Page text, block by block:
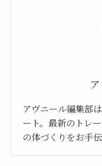
アヴニール編集部
ート。最新のトレ
の体づくりをお手伝